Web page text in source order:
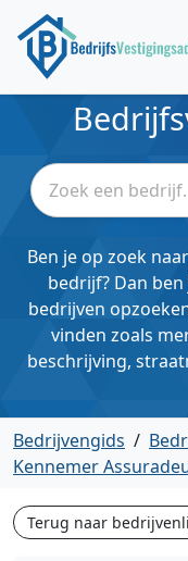
Ben je op zoek
bedrijf? Dan
bedrijven
vinden zoals
beschrijving,
Bedrijvengids /
Kennemer
Terug naar